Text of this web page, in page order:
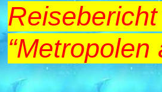
“Metropolen